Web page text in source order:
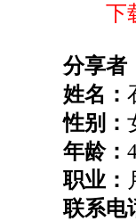
下
分享者
姓名 ：
性别：
年龄：
职业 ：
联系电